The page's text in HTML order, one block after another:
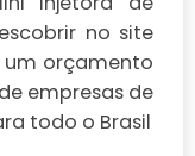
no site
um orçamento
empresas de
todo o Brasil